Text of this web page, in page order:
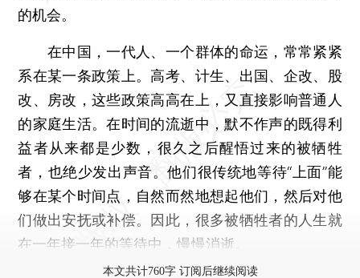
的机会。
在中国，一代人、一个群体的命运，常常紧紧
系在某一条政策上。高考、计生、出国、企改、股
改、房改，这些政策高高在上，又直接影响普通人
的家庭生活。在时间的流逝中，默不作声的既得利
益者从来都是少数，很久之后醒悟过来的被牺牲
者，也绝少发出声音。他们很传统地等待“上面”能
够在某个时间点，自然而然地想起他们，然后对他
们做出安抚或补偿。因此，很多被牺牲者的人生就
在一年接一年的等待中，慢慢消逝。
本文共计760字 订阅后继续阅读